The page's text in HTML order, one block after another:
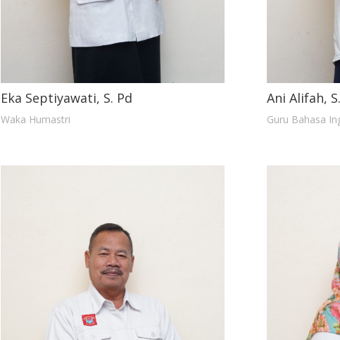
Eka Septiyawati, S. Pd
Waka Humastri
Ani Alifah,
Guru Bahasa